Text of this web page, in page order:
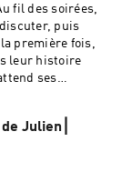
fil des soirées,
puis
première fois,
leur histoire
ses
devant un
?C’est
Julien⎮